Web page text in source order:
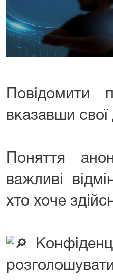
вказавши свої
Поняття
важливі
хто хоче